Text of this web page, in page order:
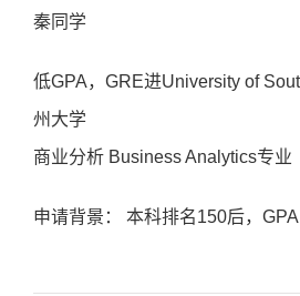
秦同学
低GPA，GRE进University of
州大学
商业分析 Business Analytics专业
申请背景： 本科排名150后，